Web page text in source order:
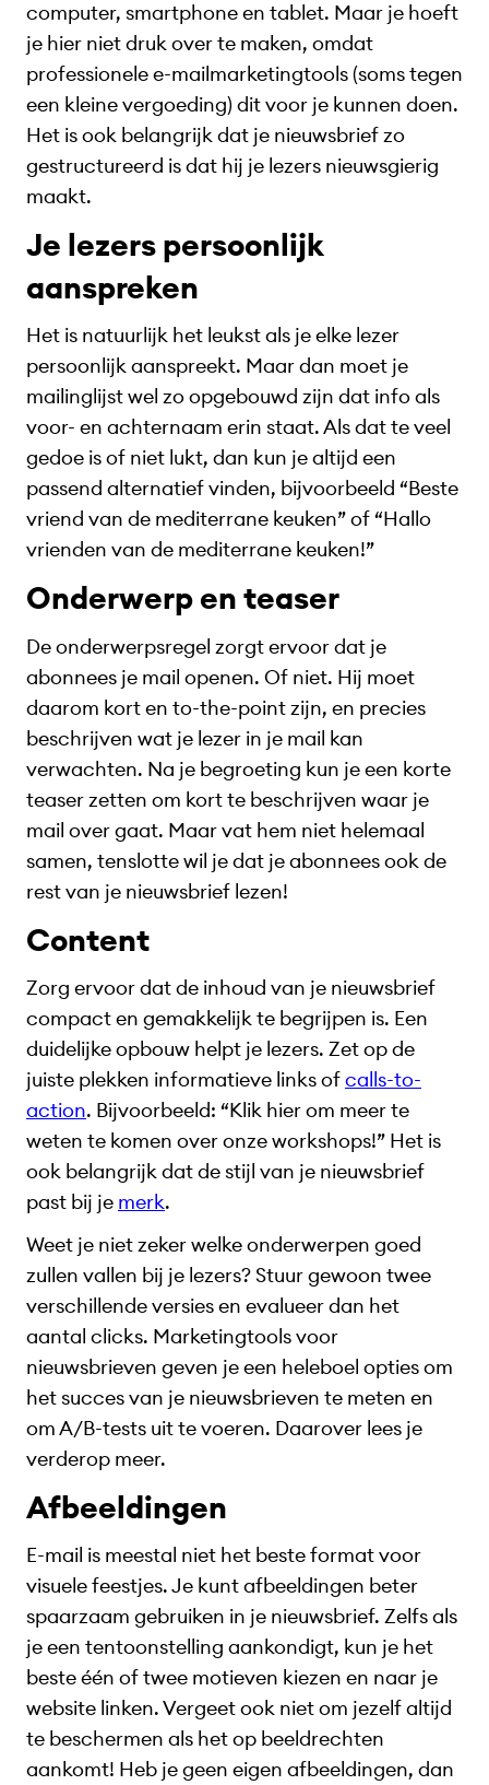
computer, smartphone en tablet. Maar je hoeft
je hier niet druk over te maken, omdat
professionele e-mailmarketingtools (soms tegen
een kleine vergoeding) dit voor je kunnen doen.
Het is ook belangrijk dat je nieuwsbrief zo
gestructureerd is dat hij je lezers nieuwsgierig
maakt.
Je lezers persoonlijk
aanspreken
Het is natuurlijk het leukst als je elke lezer
persoonlijk aanspreekt. Maar dan moet je
mailinglijst wel zo opgebouwd zijn dat info als
voor- en achternaam erin staat. Als dat te veel
gedoe is of niet lukt, dan kun je altijd een
passend alternatief vinden, bijvoorbeeld “Beste
vriend van de mediterrane keuken” of “Hallo
vrienden van de mediterrane keuken!”
Onderwerp en teaser
De onderwerpsregel zorgt ervoor dat je
abonnees je mail openen. Of niet. Hij moet
daarom kort en to-the-point zijn, en precies
beschrijven wat je lezer in je mail kan
verwachten. Na je begroeting kun je een korte
teaser zetten om kort te beschrijven waar je
mail over gaat. Maar vat hem niet helemaal
samen, tenslotte wil je dat je abonnees ook de
rest van je nieuwsbrief lezen!
Content
Zorg ervoor dat de inhoud van je nieuwsbrief
compact en gemakkelijk te begrijpen is. Een
duidelijke opbouw helpt je lezers. Zet op de
juiste plekken informatieve links ofcalls-to-
action. Bijvoorbeeld: “Klik hier om meer te
weten te komen over onze workshops!” Het is
ook belangrijk dat de stijl van je nieuwsbrief
past bij je merk.
Weet je niet zeker welke onderwerpen goed
zullen vallen bij je lezers? Stuur gewoon twee
verschillende versies en evalueer dan het
aantal clicks. Marketingtools voor
nieuwsbrieven geven je een heleboel opties om
het succes van je nieuwsbrieven te meten en
om A/B-tests uit te voeren. Daarover lees je
verderop meer.
Afbeeldingen
E-mail is meestal niet het beste format voor
visuele feestjes. Je kunt afbeeldingen beter
spaarzaam gebruiken in je nieuwsbrief. Zelfs als
je een tentoonstelling aankondigt, kun je het
beste één of twee motieven kiezen en naar je
website linken. Vergeet ook niet om jezelf altijd
te beschermen als het op beeldrechten
aankomt! Heb je geen eigen afbeeldingen, dan